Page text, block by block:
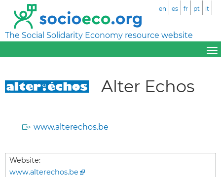
The Social Solidarity Economy resource website
en es fr pt it
Alter Echos
www.alterechos.be
Website:
www.alterechos.be